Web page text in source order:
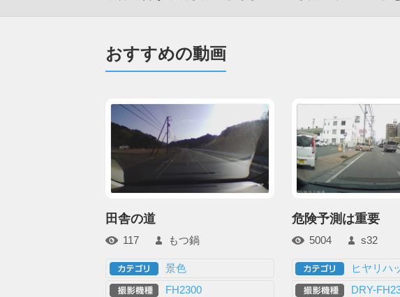
おすすめの動画
田舎の道
117 もつ鍋
景色
FH2300
危険予測は重要
5004 s32
ヒヤリハ
DRY-